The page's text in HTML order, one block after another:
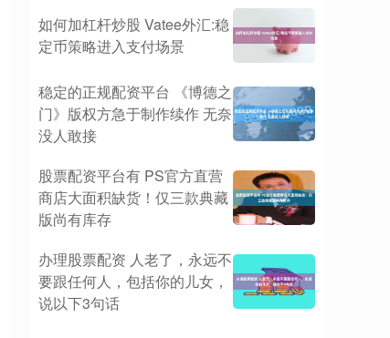
如何加杠杆炒股 Vatee外汇:稳
定币策略进入支付场景
稳定的正规配资平台 《博德之
门》版权方急于制作续作 无奈
没人敢接
股票配资平台有 PS官方直营
商店大面积缺货！仅三款典藏
版尚有库存
办理股票配资 人老了，永远不
要跟任何人，包括你的儿女，
说以下3句话